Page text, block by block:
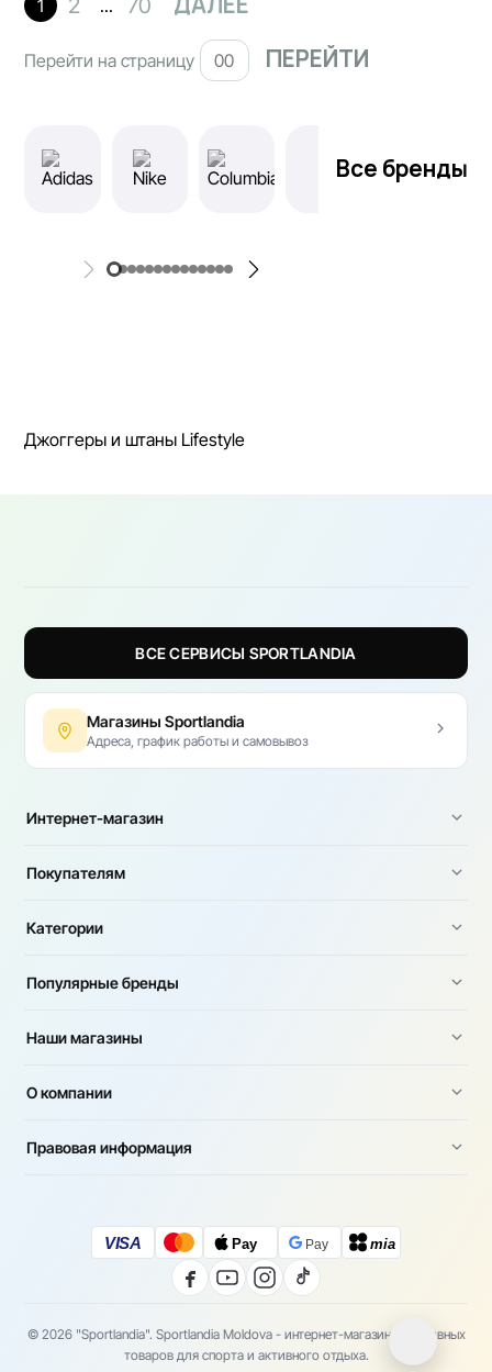
1 ...
Перейти на страницу
Все бренды
Джоггеры и штаны Lifestyle
ВСЕ СЕРВИСЫ SPORTLANDIA
Магазины Sportlandia
Адреса, график работы и самовывоз
Интернет-магазин
Покупателям
Категории
Популярные бренды
Наши магазины
О компании
Правовая информация
VISA Pay Pay mia
© 2026 "Sportlandia". Sportlandia Moldova - интернет-магазин спортивных
товаров для спорта и активного отдыха.